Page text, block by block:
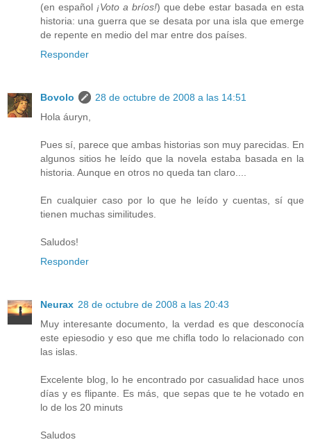
(en español ¡Voto a bríos!) que debe estar basada en esta
historia: una guerra que se desata por una isla que emerge
de repente en medio del mar entre dos países.
Responder
Bovolo
28 de octubre de 2008 a las 14:51
Hola áuryn,
Pues sí, parece que ambas historias son muy parecidas. En
algunos sitios he leído que la novela estaba basada en la
historia. Aunque en otros no queda tan claro....
En cualquier caso por lo que he leído y cuentas, sí que
tienen muchas similitudes.
Saludos!
Responder
Neurax 28 de octubre de 2008 a las 20:43
Muy interesante documento, la verdad es que desconocía
este epiesodio y eso que me chifla todo lo relacionado con
las islas.
Excelente blog, lo he encontrado por casualidad hace unos
días y es flipante. Es más, que sepas que te he votado en
lo de los 20 minuts
Saludos